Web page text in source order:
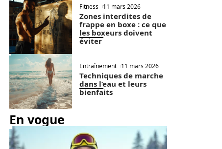
Fitness 11 mars 2026
Zones interdites de
frappe en boxe : ce que
les boxeurs doivent
éviter
Entraînement 11 mars 2026
Techniques de marche
dans l’eau et leurs
bienfaits
En vogue